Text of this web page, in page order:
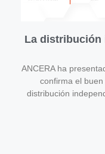
La distribución
ANCERA ha
confirma el
distribución